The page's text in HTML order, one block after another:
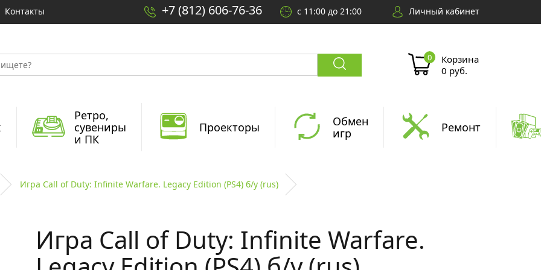
Контакты +7 (812) 606-76-36 с 11:00 до 21:00 Личный кабинет
Корзина
0 руб.
Ретро,
сувениры
и ПК
Проекторы
Обмен
игр
Ремонт
Игра Call of Duty: Infinite Warfare. Legacy Edition (PS4) б/у (rus)
Игра Call of Duty: Infinite Warfare.